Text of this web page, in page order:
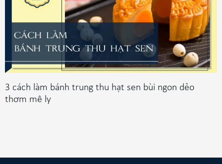
3 cách làm bánh trung thu hạt sen bùi ngon dẻo
thơm mê ly